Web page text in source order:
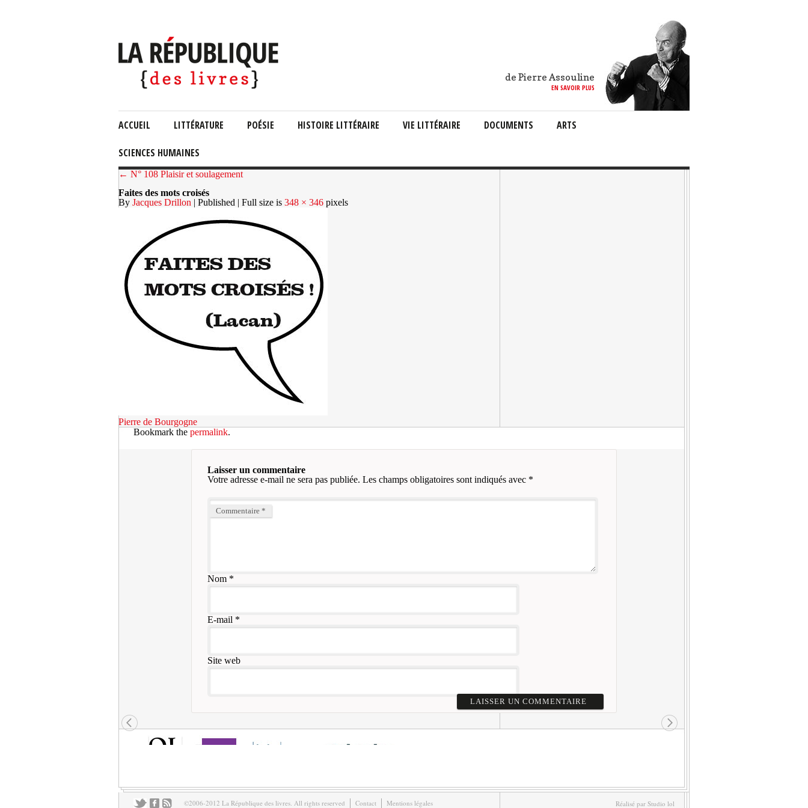
de Pierre Assouline
EN SAVOIR PLUS
ACCUEIL LITTÉRATURE POÉSIE HISTOIRE LITTÉRAIRE VIE LITTÉRAIRE DOCUMENTS ARTS
SCIENCES HUMAINES
← N° 108 Plaisir et soulagement
Faites des mots croisés
By Jacques Drillon | Published | Full size is 348 × 346 pixels
Pierre de Bourgogne
Bookmark the permalink.
Laisser un commentaire
Votre adresse e-mail ne sera pas publiée. Les champs obligatoires sont indiqués avec *
Commentaire *
Nom*
E-mail *
Site web
Réalisé par Studio lol
©2006-2012 La République des livres. All rights reserved Contact Mentions légales